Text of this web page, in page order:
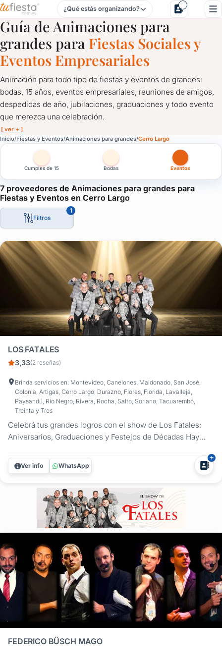
Animaciones para grandes para Fiestas y Eventos en Cerro
¿Qué estás organizando?
Guía de Animaciones para
grandes para Fiestas Sociales y
Eventos Empresariales
Animación para todo tipo de fiestas y eventos de grandes:
bodas, 15 años, eventos empresariales, reuniones de amigos,
despedidas de año, jubilaciones, graduaciones y todo evento
que merezca una celebración.
[ ver + ]
Inicio Fiestas y Eventos Animaciones para grandes Cerro Largo
Cumples de 15 Bodas Eventos
7 proveedores de Animaciones para grandes para
Fiestas y Eventos en Cerro Largo
Filtros
1
LOS FATALES
3,33(2 reseñas)
Brinda servicios en: Montevideo, Canelones, Maldonado, San José,
Colonia, Artigas, Cerro Largo, Durazno, Flores, Florida, Lavalleja,
Paysandú, Río Negro, Rivera, Rocha, Salto, Soriano, Tacuarembó,
Treinta y Tres
Celebrá tus grandes logros con el show de Los Fatales:
Aniversarios, Graduaciones y Festejos de Décadas Hay
merecen ser celebrados con la máxima energía. Los
Fatales son los especialistas en transformar aniversarios,
Ver info WhatsApp
FEDERICO BÜSCH MAGO
Animaciones para grandes para Fiestas y Eventos en Cerro
Animación para todo tipo de fiestas y eventos de grandes:
No hay fiesta sin diversión, y menos si no hay una buena
Magia, shows, stand up, música y todo lo que quieras para